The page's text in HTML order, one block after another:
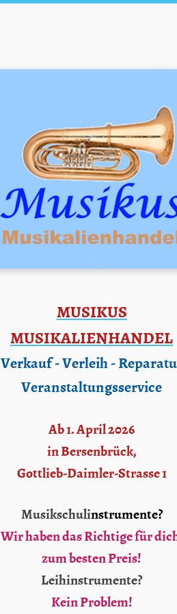
MUSIKUS
MUSIKALIENHANDEL
Verkauf - Verleih -
Veranstaltungsservice
Ab 1. April 2026
in Bersenbrück,
Gottlieb-Daimler-Strasse 1
Musikschulinstrumente?
Wir haben das Richtige für
zum besten Preis!
Leihinstrumente?
Kein Problem!